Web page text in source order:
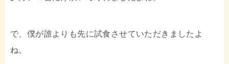
で、僕が誰よりも先に試食させていただきましたよ
ね。